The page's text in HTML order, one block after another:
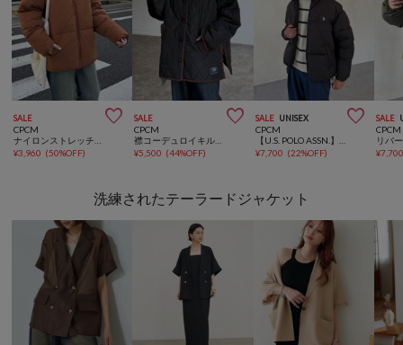
SALE 
CPCM
¥3,960 (50%OFF)
SALE 
CPCM
¥5,500 (44%OFF)
SALE UNISEX 
CPCM
¥7,700 (22%OFF)
SALE
CPCM
¥
洗練されたテーラードジャケット